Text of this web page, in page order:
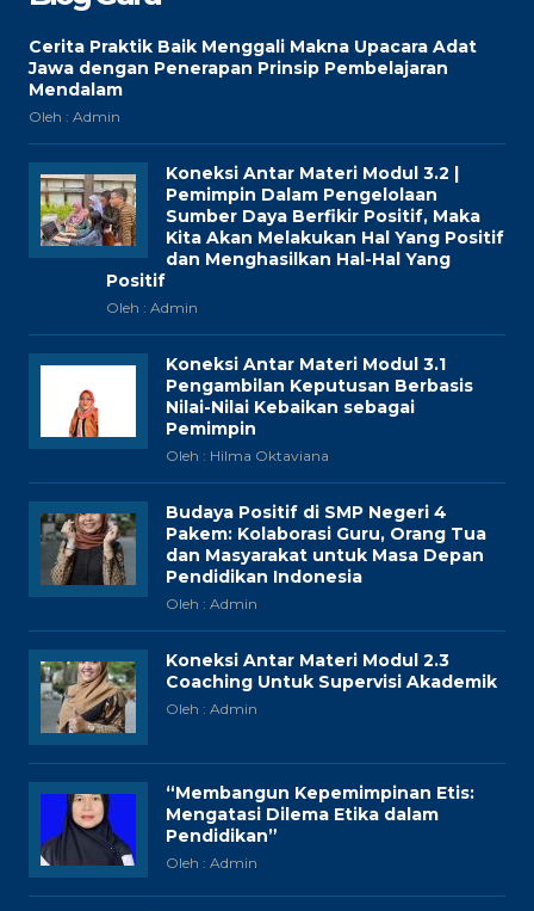
Cerita Praktik Baik Menggali Makna Upacara Adat
Jawa dengan Penerapan Prinsip Pembelajaran
Mendalam
Oleh : Admin
Koneksi Antar Materi Modul 3.2 |
Pemimpin Dalam Pengelolaan
Sumber Daya Berfikir Positif, Maka
Kita Akan Melakukan Hal Yang Positif
dan Menghasilkan Hal-Hal Yang
Positif
Oleh : Admin
Koneksi Antar Materi Modul 3.1
Pengambilan Keputusan Berbasis
Nilai-Nilai Kebaikan sebagai
Pemimpin
Oleh : Hilma Oktaviana
Budaya Positif di SMP Negeri 4
Pakem: Kolaborasi Guru, Orang Tua
dan Masyarakat untuk Masa Depan
Pendidikan Indonesia
Oleh : Admin
Koneksi Antar Materi Modul 2.3
Coaching Untuk Supervisi Akademik
Oleh : Admin
“Membangun Kepemimpinan Etis:
Mengatasi Dilema Etika dalam
Pendidikan”
Oleh : Admin